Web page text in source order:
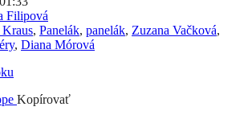
Filipová
, Panelák, panelák, Zuzana Vačková,
, Diana Mórová
Kopírovať